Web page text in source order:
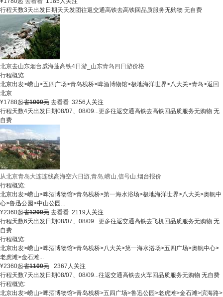
行程天数3天出发日期天天发团往返交通高铁去高铁回品质服务无购物 无自费
北京去山东烟台威海蓬高铁4日游_山东青岛四日游价格
行程概览:
北京出发>崂山>五四广场>青岛栈桥>啤酒博物馆>极地海洋世界>八大关>青岛>返回
北京
¥1788起省1000元 去看看 3256人关注
行程天数4天出发日期08/07、08/09...更多往返交通高铁去高铁回品质服务无购物 无
自费
从北京青岛大连连线高海空六日游,青岛,崂山,信号山.烟台报价
行程概览:
北京出发>崂山>啤酒博物馆>青岛栈桥>第一海水浴场>极地海洋世界>八大关>奥帆中
心>鲁迅公园>中山公园 ...
¥2360起省1200元 去看看 2119人关注
行程天数6天出发日期08/07、08/09...更多往返交通高铁去飞机回品质服务无购物 无
自费
行程概览:
北京出发>崂山>啤酒博物馆>青岛栈桥>八大关>第一海水浴场>五四广场>奥帆中心>
老虎滩>金石滩...
¥2360起省1100元
2367人关注
行程天数7天出发日期08/07、08/09...往返交通高铁去火车回品质服务无购物 无自费
行程概览:
北京出发>崂山>啤酒博物馆>青岛栈桥>五四广场>鲁迅公园>老虎滩>金石滩>滨海路>